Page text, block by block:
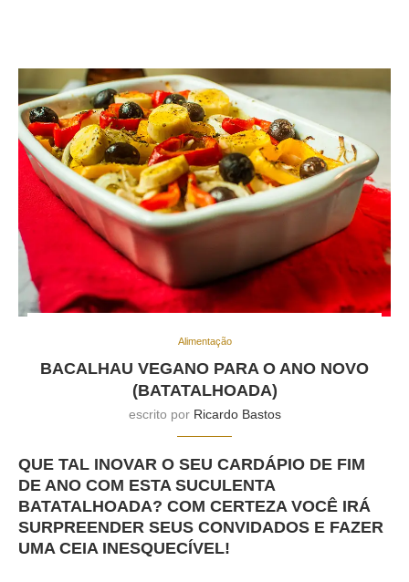
Alimentação
BACALHAU VEGANO PARA O ANO NOVO
(BATATALHOADA)
escrito por Ricardo Bastos
QUE TAL INOVAR O SEU CARDÁPIO DE FIM
DE ANO COM ESTA SUCULENTA
BATATALHOADA? COM CERTEZA VOCÊ IRÁ
SURPREENDER SEUS CONVIDADOS E FAZER
UMA CEIA INESQUECÍVEL!